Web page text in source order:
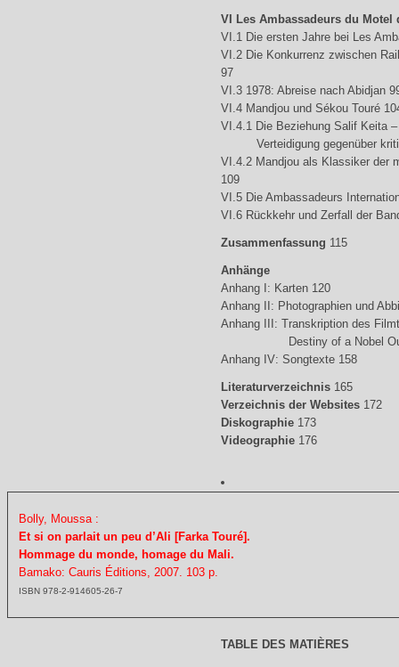
VI Les Ambassadeurs du Motel
VI.1 Die ersten Jahre bei Les
VI.2 Die Konkurrenz zwischen
97
VI.3 1978: Abreise nach Abidjan
VI.4 Mandjou und Sékou Touré
VI.4.1 Die Beziehung Salif Keita
Verteidigung gegenüber
VI.4.2 Mandjou als Klassiker der
109
VI.5 Die Ambassadeurs
VI.6 Rückkehr und Zerfall der
Zusammenfassung 115
Anhänge
Anhang I: Karten 120
Anhang II: Photographien und
Anhang III: Transkription des
Destiny of a Nobel
Anhang IV: Songtexte 158
Literaturverzeichnis165
Verzeichnis der Websites172
Diskographie173
Videographie176
Bolly, Moussa :
Et si on parlait un peu d’Ali [Farka Touré].
Hommage du monde, homage du Mali.
Bamako: Cauris Éditions, 2007. 103 p.
ISBN 978-2-914605-26-7
TABLE DES MATIÈRES